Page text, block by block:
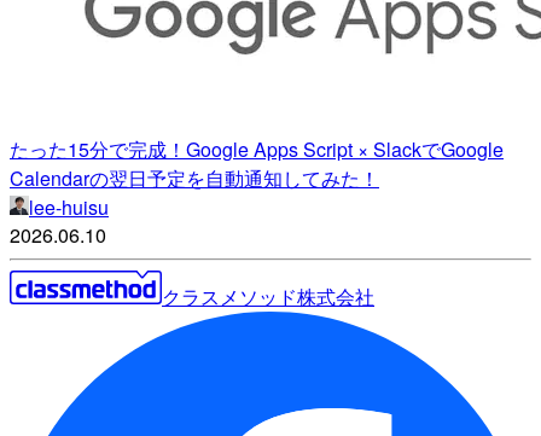
たった15分で完成！Google Apps Script × SlackでGoogle
Calendarの翌日予定を自動通知してみた！
lee-huisu
2026.06.10
クラスメソッド株式会社